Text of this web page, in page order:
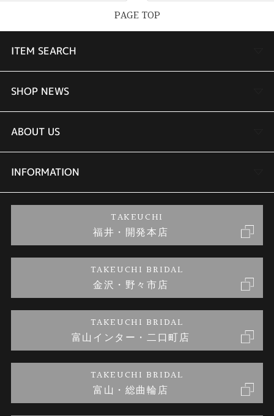
PAGE TOP
ITEM SEARCH
婚約指輪
結婚指輪
セットリング
婚約ネックレス
金・プラチナのお取引
SHOP NEWS
TAKEUCHI BRIDAL金沢本店情報
商品一覧
ブランドリスト
金澤指輪工房｜手作りペアリング
金澤指輪工房｜手作り結婚指輪 and 婚約指輪
金澤指輪工房｜手作り婚約指輪プロポーズプラン
ABOUT US
会社概要
お客様の声
INFORMATION
プライバシーポリシー
TAKEUCHI
福井・開発本店
TAKEUCHI BRIDAL
金沢・野々市店
TAKEUCHI BRIDAL
富山インター・二口町店
TAKEUCHI BRIDAL
富山・総曲輪店